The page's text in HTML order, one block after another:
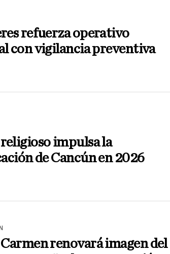
refuerza operativo
con vigilancia preventiva
impulsa la
de Cancún en 2026
renovará imagen del